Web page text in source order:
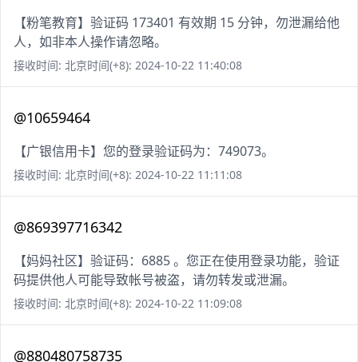
【粉笔教育】验证码 173401 有效期 15 分钟，勿泄漏给他
人，如非本人操作请忽略。
接收时间: 北京时间(+8): 2024-10-22 11:40:08
@10659464
【广银信用卡】您的登录验证码为：749073。
接收时间: 北京时间(+8): 2024-10-22 11:11:08
@869397716342
【妈妈社区】验证码：6885 。您正在使用登录功能，验证
码提供他人可能导致帐号被盗，请勿转发或泄漏。
接收时间: 北京时间(+8): 2024-10-22 11:09:08
@880480758735